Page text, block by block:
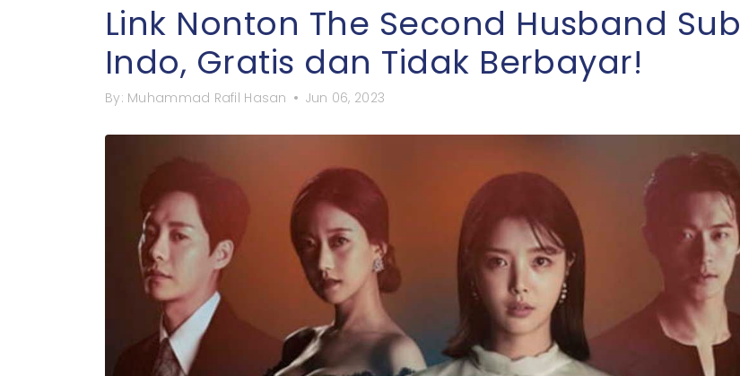
Link Nonton The Second Husband Sub
Indo, Gratis dan Tidak Berbayar!
By: Muhammad Rafil Hasan Jun 06, 2023